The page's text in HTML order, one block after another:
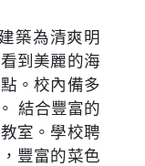
築為清爽明
到美麗的海
。校內備多
結合豐富的
室。學校聘
豐富的菜色